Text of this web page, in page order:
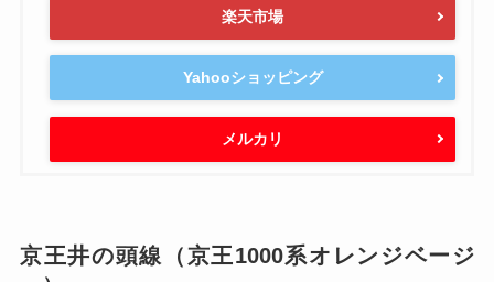
楽天市場
Yahooショッピング
メルカリ
京王井の頭線（京王1000系オレンジベージ